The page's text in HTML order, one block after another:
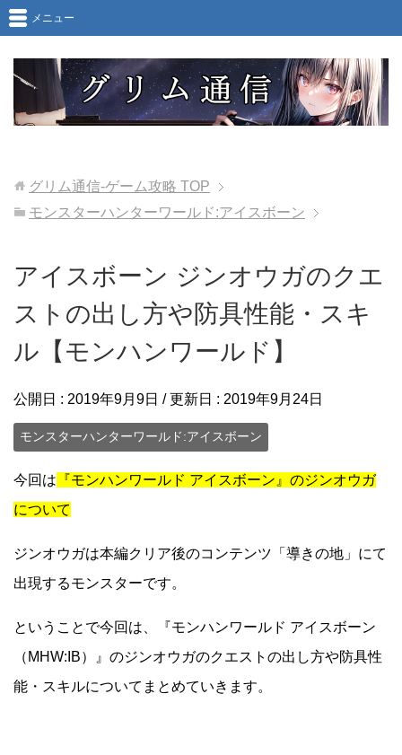
メニュー
グリム通信-ゲーム攻略 TOP
モンスターハンターワールド:アイスボーン
アイスボーン ジンオウガのクエ
ストの出し方や防具性能・スキ
ル【モンハンワールド】
公開日 : 2019年9月9日 / 更新日 : 2019年9月24日
モンスターハンターワールド:アイスボーン
今回は 『モンハンワールド アイスボーン』のジンオウガ
について
ジンオウガは本編クリア後のコンテンツ「導きの地」にて
出現するモンスターです。
ということで今回は、『モンハンワールド アイスボーン
（MHW:IB）』のジンオウガのクエストの出し方や防具性
能・スキルについてまとめていきます。